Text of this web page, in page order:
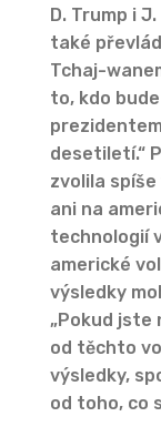
D. Trump i
také
Tchaj-
to, kdo
desetiletí.“
zvolila
ani na
technologií
americké
výsledky
„Pokud jste
od těchto
výsledky,
od toho, co